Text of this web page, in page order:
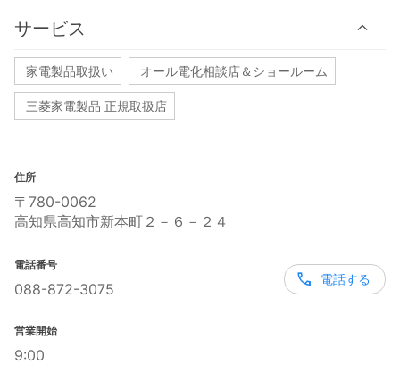
サービス
家電製品取扱い オール電化相談店＆ショールーム
三菱家電製品 正規取扱店
住所
〒780-0062
高知県高知市新本町２－６－２４
電話番号
088-872-3075
電話する
営業開始
9:00